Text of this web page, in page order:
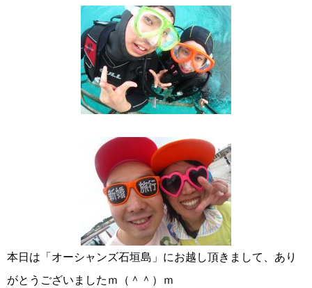
本日は「オーシャンズ石垣島」にお越し頂きまして、あり
がとうございましたｍ（＾＾）ｍ